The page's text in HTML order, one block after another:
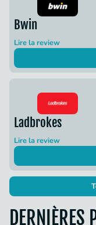
Bwin
Lire la review
Ladbrokes
Lire la review
DERNIÈRES